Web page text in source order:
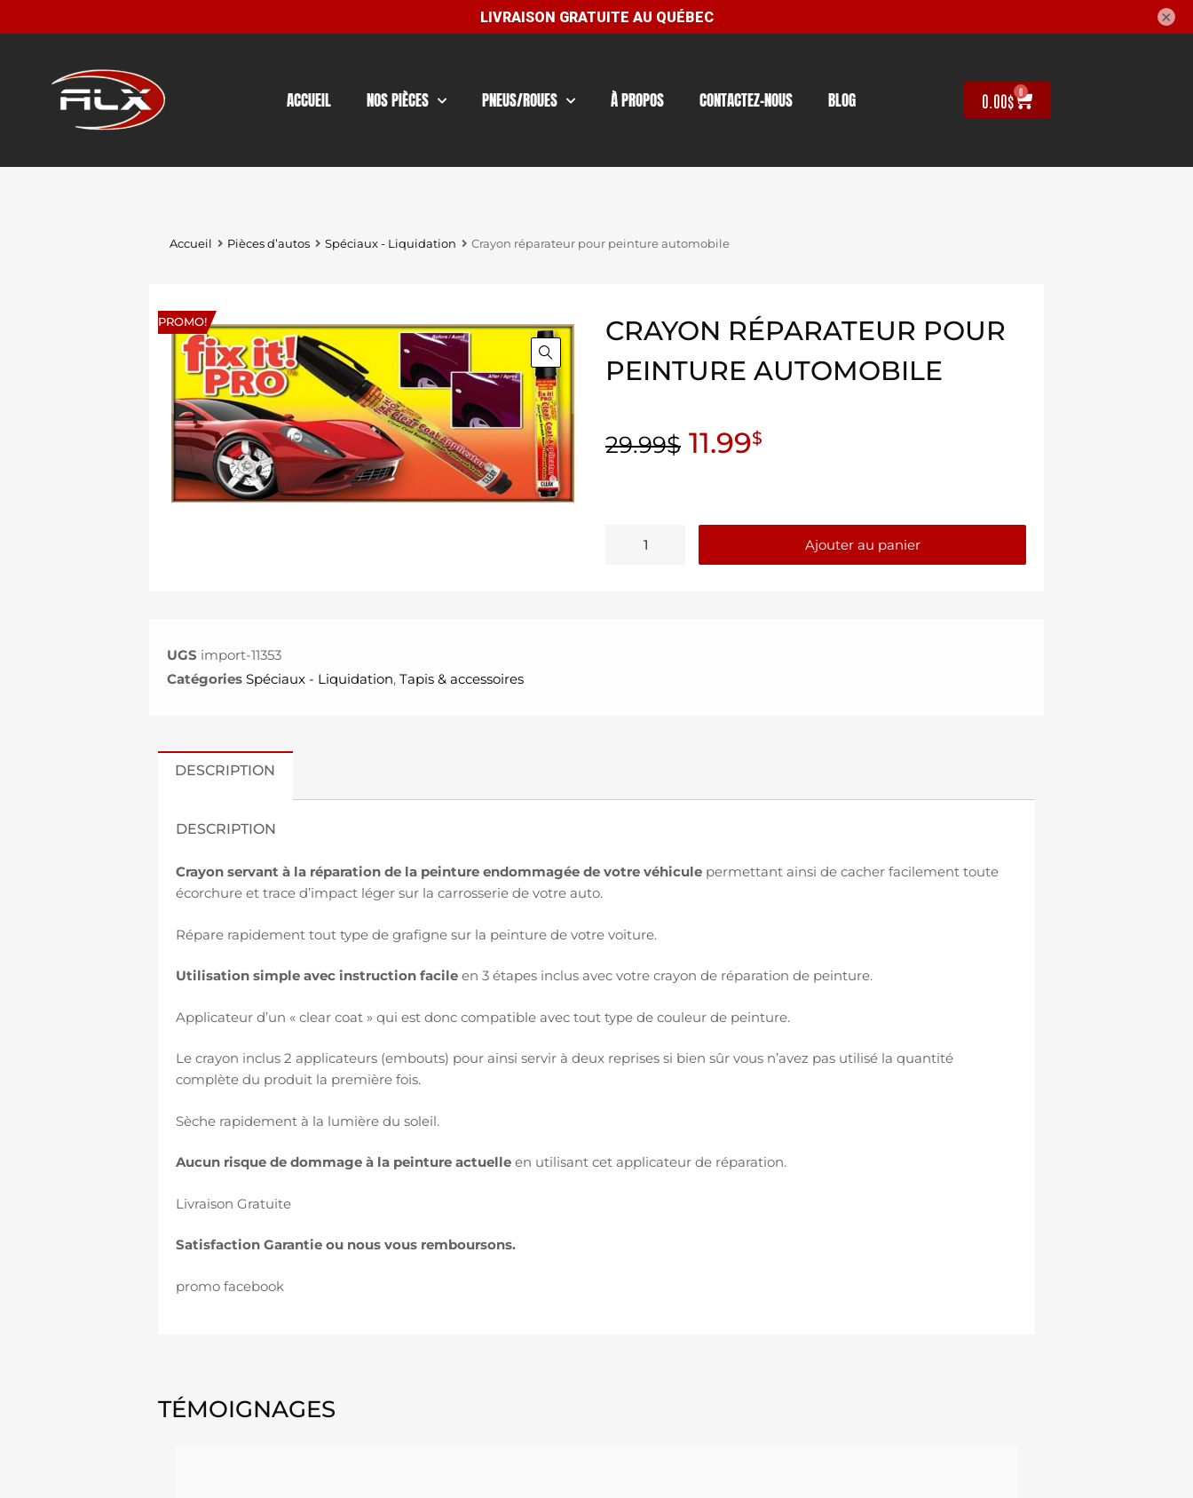
ACCUEIL NOS PIÈCES PNEUS/ROUES À PROPOS CONTACTEZ-NOUS BLOG 0.00$ 0
Accueil Pièces d’autos Spéciaux - Liquidation Crayon réparateur pour peinture automobile
PROMO!
CRAYON RÉPARATEUR POUR
PEINTURE AUTOMOBILE
29.99$ 11.99$
Ajouter au panier
UGS import-11353
Catégories Spéciaux - Liquidation,Tapis & accessoires
DESCRIPTION
DESCRIPTION
Crayon servant à la réparation de la peinture endommagée de votre véhicule permettant ainsi de cacher facilement toute
écorchure et trace d’impact léger sur la carrosserie de votre auto.
Répare rapidement tout type de grafigne sur la peinture de votre voiture.
Utilisation simple avec instruction facile en 3 étapes inclus avec votre crayon de réparation de peinture.
Applicateur d’un « clear coat » qui est donc compatible avec tout type de couleur de peinture.
Le crayon inclus 2 applicateurs (embouts) pour ainsi servir à deux reprises si bien sûr vous n’avez pas utilisé la quantité
complète du produit la première fois.
Sèche rapidement à la lumière du soleil.
Aucun risque de dommage à la peinture actuelle en utilisant cet applicateur de réparation.
Livraison Gratuite
Satisfaction Garantie ou nous vous remboursons.
promo facebook
TÉMOIGNAGES
×